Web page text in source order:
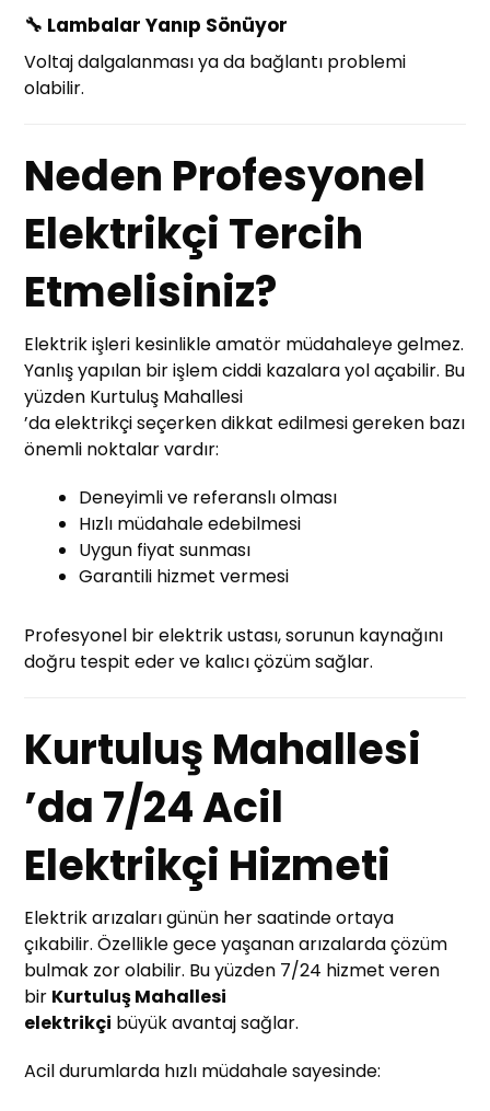
🔧 Lambalar Yanıp Sönüyor
Voltaj dalgalanması ya da bağlantı problemi
olabilir.
Neden Profesyonel
Elektrikçi Tercih
Etmelisiniz?
Elektrik işleri kesinlikle amatör müdahaleye gelmez.
Yanlış yapılan bir işlem ciddi kazalara yol açabilir. Bu
yüzden Kurtuluş Mahallesi
’da elektrikçi seçerken dikkat edilmesi gereken bazı
önemli noktalar vardır:
Deneyimli ve referanslı olması
Hızlı müdahale edebilmesi
Uygun fiyat sunması
Garantili hizmet vermesi
Profesyonel bir elektrik ustası, sorunun kaynağını
doğru tespit eder ve kalıcı çözüm sağlar.
Kurtuluş Mahallesi
’da 7/24 Acil
Elektrikçi Hizmeti
Elektrik arızaları günün her saatinde ortaya
çıkabilir. Özellikle gece yaşanan arızalarda çözüm
bulmak zor olabilir. Bu yüzden 7/24 hizmet veren
bir Kurtuluş Mahallesi
elektrikçi büyük avantaj sağlar.
Acil durumlarda hızlı müdahale sayesinde: